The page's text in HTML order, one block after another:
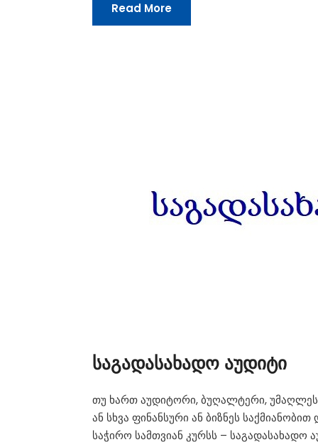
Read More
საგადასახადო აუდიტი
თუ ხართ აუდიტორი, ბუღალტერი,
ან სხვა ფინანსური ან ბიზნეს
საჭირო სამთვიან კურსს – საგადასახადო